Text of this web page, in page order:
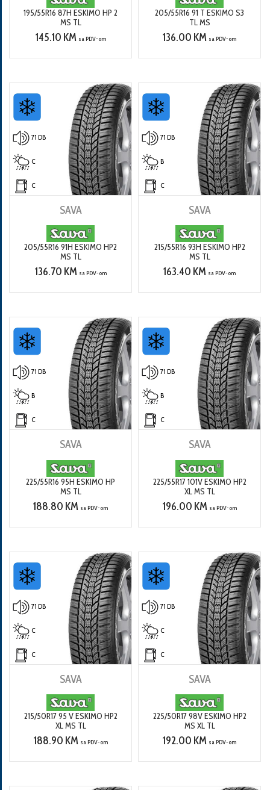
195/55R16 87H ESKIMO HP 2
MS TL
145.10 KM sa PDV-om
205/55R16 91 T ESKIMO S3
TL MS
136.00 KM sa PDV-om
71 DB
C
C
SAVA
205/55R16 91H ESKIMO HP2
MS TL
136.70 KM sa PDV-om
71 DB
B
C
SAVA
215/55R16 93H ESKIMO HP2
MS TL
163.40 KM sa PDV-om
71 DB
B
C
SAVA
225/55R16 95H ESKIMO HP
MS TL
188.80 KM sa PDV-om
71 DB
B
C
SAVA
225/55R17 101V ESKIMO HP2
XL MS TL
196.00 KM sa PDV-om
71 DB
C
C
SAVA
215/50R17 95 V ESKIMO HP2
XL MS TL
188.90 KM sa PDV-om
71 DB
C
C
SAVA
225/50R17 98V ESKIMO HP2
MS XL TL
192.00 KM sa PDV-om